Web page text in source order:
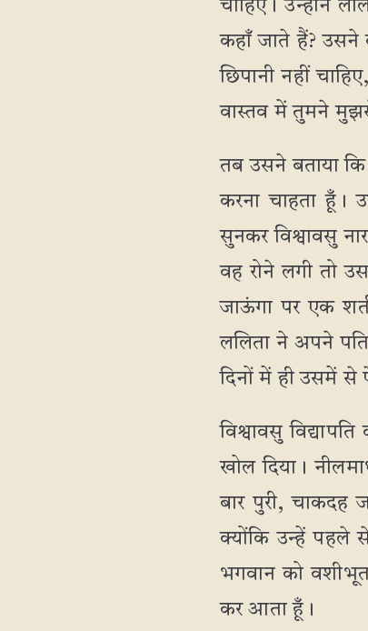
चाहिए। उन्होंने
कहाँ जाते हैं? उसने
छिपानी नहीं
वास्तव में तुमने मुझसे
तब उसने बताया
करना चाहता हूँ।
सुनकर विश्वावसु
वह रोने लगी तो
जाऊंगा पर एक
ललिता ने अपने
दिनों में ही उसमें
विश्वावसु
खोल दिया।
बार पुरी,
क्योंकि उन्हें पहले
भगवान को
कर आता हूँ।